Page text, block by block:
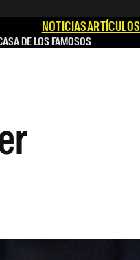
NOTICIASARTÍCULOS
DE LOS FAMOSOS